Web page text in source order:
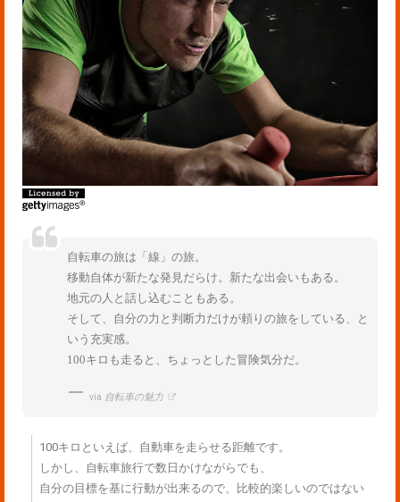
自転車の旅は「線」の旅。
移動自体が新たな発見だらけ。新たな出会いもある。
地元の人と話し込むこともある。
そして、自分の力と判断力だけが頼りの旅をしている、と
いう充実感。
100キロも走ると、ちょっとした冒険気分だ。
via 自転車の魅力
100キロといえば、自動車を走らせる距離です。
しかし、自転車旅行で数日かけながらでも、
自分の目標を基に行動が出来るので、比較的楽しいのではない